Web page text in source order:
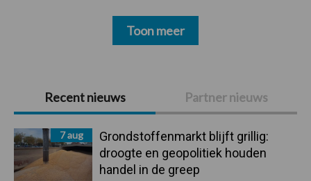
Primaire
Sidebar
Recent nieuws Partner nieuws
7 aug
Grondstoffenmarkt blijft grillig:
droogte en geopolitiek houden
handel in de greep
Toon meer